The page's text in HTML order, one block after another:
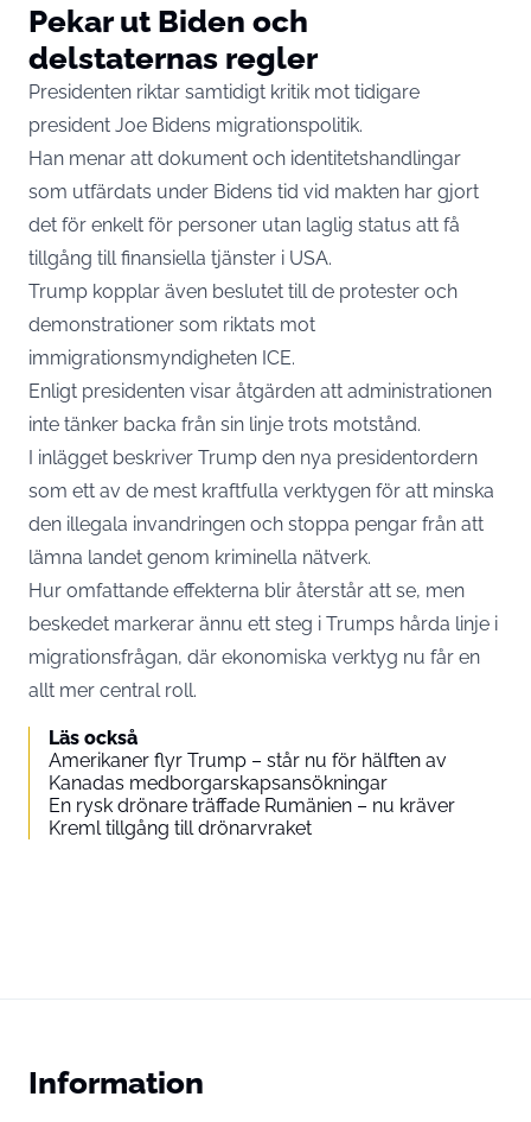
Pekar ut Biden och
delstaternas regler
Presidenten riktar samtidigt kritik mot tidigare
president Joe Bidens migrationspolitik.
Han menar att dokument och identitetshandlingar
som utfärdats under Bidens tid vid makten har gjort
det för enkelt för personer utan laglig status att få
tillgång till finansiella tjänster i USA.
Trump kopplar även beslutet till de protester och
demonstrationer som riktats mot
immigrationsmyndigheten ICE.
Enligt presidenten visar åtgärden att administrationen
inte tänker backa från sin linje trots motstånd.
I inlägget beskriver Trump den nya presidentordern
som ett av de mest kraftfulla verktygen för att minska
den illegala invandringen och stoppa pengar från att
lämna landet genom kriminella nätverk.
Hur omfattande effekterna blir återstår att se, men
beskedet markerar ännu ett steg i Trumps hårda linje i
migrationsfrågan, där ekonomiska verktyg nu får en
allt mer central roll.
Läs också
Amerikaner flyr Trump – står nu för hälften av
Kanadas medborgarskapsansökningar
En rysk drönare träffade Rumänien – nu kräver
Kreml tillgång till drönarvraket
Information